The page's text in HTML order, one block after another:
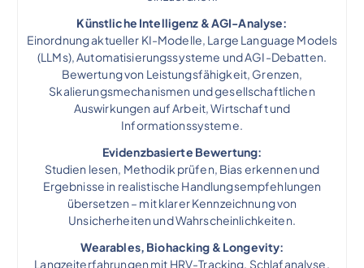
Künstliche Intelligenz & AGI-Analyse:
Einordnung aktueller KI-Modelle, Large Language Models
(LLMs), Automatisierungssysteme und AGI-Debatten.
Bewertung von Leistungsfähigkeit, Grenzen,
Skalierungsmechanismen und gesellschaftlichen
Auswirkungen auf Arbeit, Wirtschaft und
Informationssysteme.
Evidenzbasierte Bewertung:
Studien lesen, Methodik prüfen, Bias erkennen und
Ergebnisse in realistische Handlungsempfehlungen
übersetzen – mit klarer Kennzeichnung von
Unsicherheiten und Wahrscheinlichkeiten.
Wearables, Biohacking & Longevity:
Langzeiterfahrungen mit HRV-Tracking, Schlafanalyse,